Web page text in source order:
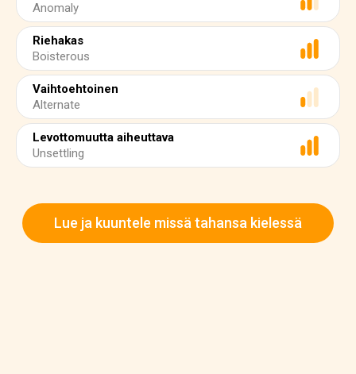
Anomaly
Riehakas
Boisterous
Vaihtoehtoinen
Alternate
Levottomuutta aiheuttava
Unsettling
Lue ja kuuntele missä tahansa kielessä